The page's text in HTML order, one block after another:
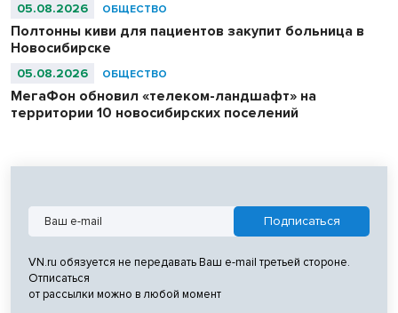
05.08.2026 ОБЩЕСТВО
Полтонны киви для пациентов закупит больница в
Новосибирске
05.08.2026 ОБЩЕСТВО
МегаФон обновил «телеком-ландшафт» на
территории 10 новосибирских поселений
VN.ru обязуется не передавать Ваш e-mail третьей стороне.
Отписаться
от рассылки можно в любой момент